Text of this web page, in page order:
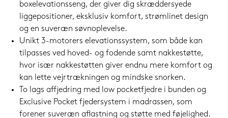
boxelevationsseng, der giver dig skræddersyede
liggepositioner, eksklusiv komfort, strømlinet design
og en suveræn søvnoplevelse.
Unikt 3-motorers elevationssystem, som både kan
tilpasses ved hoved- og fodende samt nakkestøtte,
hvor især nakkestøtten giver endnu mere komfort og
kan lette vejrtrækningen og mindske snorken.
To lags affjedring med low pocketfjedre i bunden og
Exclusive Pocket fjedersystem i madrassen, som
forener suveræn aflastning og støtte med føjelighed.